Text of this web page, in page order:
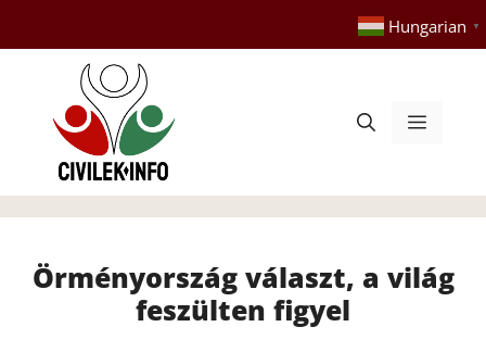
tartalomba
Hungarian ▼
Menü
Örményország választ, a világ
feszülten figyel